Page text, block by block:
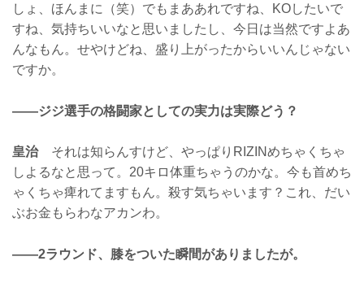
しょ、ほんまに（笑）でもまああれですね、KOしたいで
すね、気持ちいいなと思いましたし、今日は当然ですよあ
んなもん。せやけどね、盛り上がったからいいんじゃない
ですか。
——ジジ選手の格闘家としての実力は実際どう？
皇治それは知らんすけど、やっぱりRIZINめちゃくちゃ
しよるなと思って。20キロ体重ちゃうのかな。今も首めち
ゃくちゃ痺れてますもん。殺す気ちゃいます？これ、だい
ぶお金もらわなアカンわ。
——2ラウンド、膝をついた瞬間がありましたが。